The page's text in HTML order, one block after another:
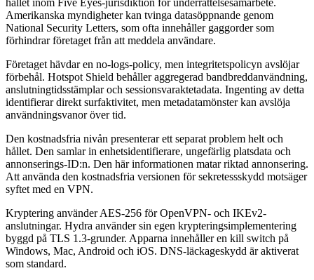
Amerikanska myndigheter kan tvinga datasöppnande genom
National Security Letters, som ofta innehåller gaggorder som
förhindrar företaget från att meddela användare.
Företaget hävdar en no-logs-policy, men integritetspolicyn avslöjar
förbehål. Hotspot Shield behåller aggregerad bandbreddanvändning,
anslutningtidsstämplar och sessionsvaraktetadata. Ingenting av detta
identifierar direkt surfaktivitet, men metadatamönster kan avslöja
användningsvanor över tid.
Den kostnadsfria nivån presenterar ett separat problem helt och
hållet. Den samlar in enhetsidentifierare, ungefärlig platsdata och
annonserings-ID:n. Den här informationen matar riktad annonsering.
Att använda den kostnadsfria versionen för sekretessskydd motsäger
syftet med en VPN.
Kryptering använder AES-256 för OpenVPN- och IKEv2-
anslutningar. Hydra använder sin egen krypteringsimplementering
byggd på TLS 1.3-grunder. Apparna innehåller en kill switch på
Windows, Mac, Android och iOS. DNS-läckageskydd är aktiverat
som standard.